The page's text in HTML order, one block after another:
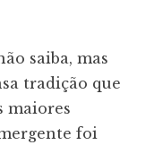
saiba, mas
tradição que
maiores
foi